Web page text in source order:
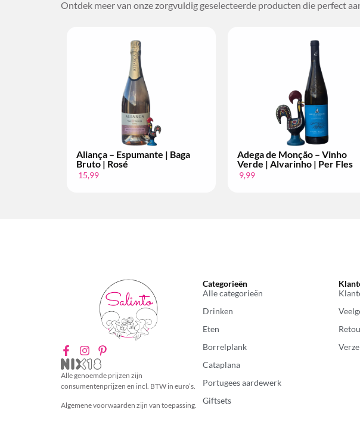
Ontdek meer van onze zorgvuldig geselecteerde producten die perfect
Adega de Monção – Vinho
Verde | Alvarinho | Per Fles
9,99
Bacalhôa – Moscatel de
Setúbal | 10 anos | 2008
34,99
Alle genoemde prijzen zijn
consumentenprijzen en incl. BTW in euro’s.
Algemene voorwaarden zijn van toepassing.
Categorieën
Alle categorieën
Drinken
Eten
Borrelplank
Cataplana
Portugees aardewerk
Giftsets